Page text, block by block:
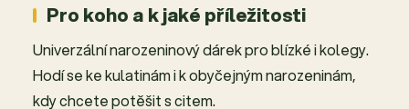
Pro koho a k jaké příležitosti
Univerzální narozeninový dárek pro blízké i kolegy.
Hodí se ke kulatinám i k obyčejným narozeninám,
kdy chcete potěšit s citem.